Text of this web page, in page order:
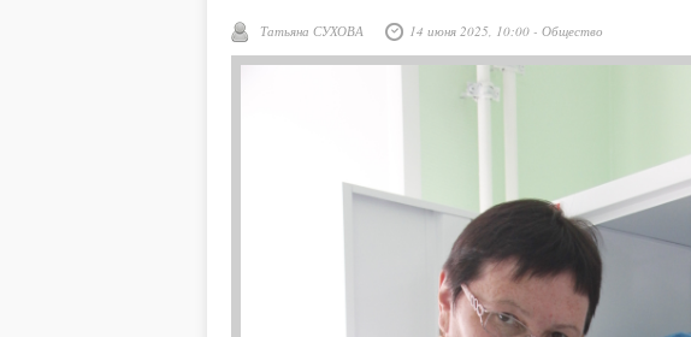
Татьяна СУХОВА 14 июня 2025, 10:00 - Общество